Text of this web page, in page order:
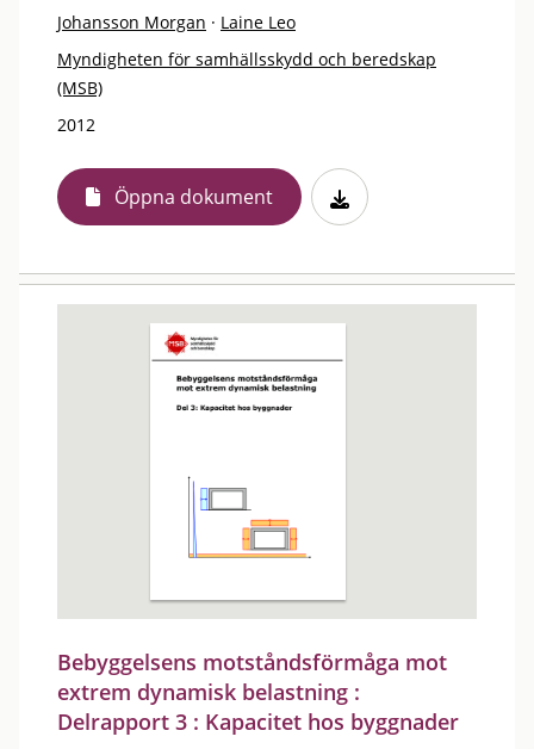
Johansson Morgan · Laine Leo
Myndigheten för samhällsskydd och beredskap
(MSB)
2012
Öppna dokument
Bebyggelsens motståndsförmåga mot
extrem dynamisk belastning :
Delrapport 3 : Kapacitet hos byggnader